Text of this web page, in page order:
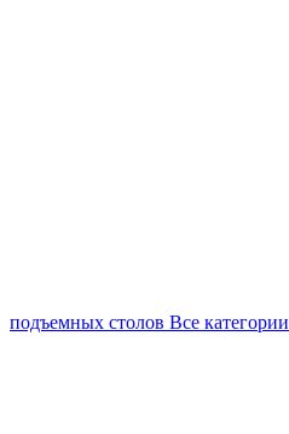
подъемных столов Все категории